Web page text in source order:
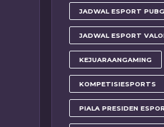
JADWAL ESPORT PUBG
JADWAL ESPORT
KEJUARAANGAMING
KOMPETISIESPORTS
PIALA PRESIDEN